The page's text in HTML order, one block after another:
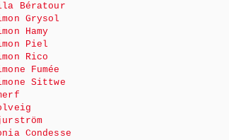
Bératour
Grysol
Hamy
Piel
Rico
Fumée
Sittwe
Condesse